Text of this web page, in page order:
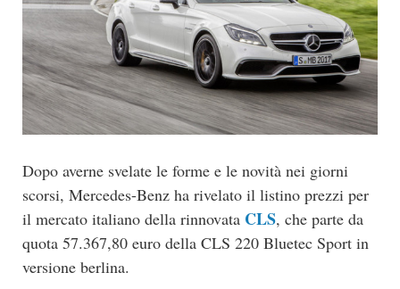
Dopo averne svelate le forme e le novità nei giorni
scorsi, Mercedes-Benz ha rivelato il listino prezzi per
il mercato italiano della rinnovata CLS, che parte da
quota 57.367,80 euro della CLS 220 Bluetec Sport in
versione berlina.